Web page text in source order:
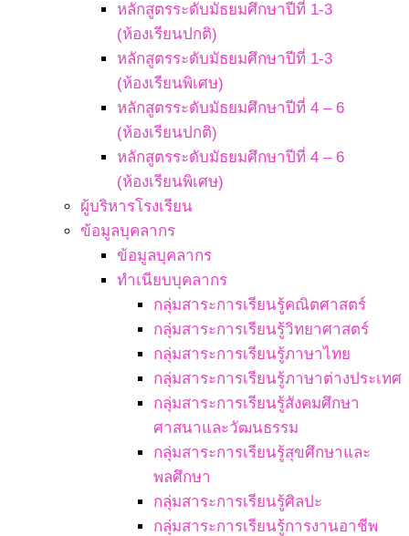
หลักสูตรระดับมัธยมศึกษาปีที่ 1-3
(ห้องเรียนปกติ)
หลักสูตรระดับมัธยมศึกษาปีที่ 1-3
(ห้องเรียนพิเศษ)
หลักสูตรระดับมัธยมศึกษาปีที่ 4 – 6
(ห้องเรียนปกติ)
หลักสูตรระดับมัธยมศึกษาปีที่ 4 – 6
(ห้องเรียนพิเศษ)
ผู้บริหารโรงเรียน
ข้อมูลบุคลากร
ข้อมูลบุคลากร
ทำเนียบบุคลากร
กลุ่มสาระการเรียนรู้คณิตศาสตร์
กลุ่มสาระการเรียนรู้วิทยาศาสตร์
กลุ่มสาระการเรียนรู้ภาษาไทย
กลุ่มสาระการเรียนรู้ภาษาต่างประเทศ
กลุ่มสาระการเรียนรู้สังคมศึกษา
ศาสนาและวัฒนธรรม
กลุ่มสาระการเรียนรู้สุขศึกษาและ
พลศึกษา
กลุ่มสาระการเรียนรู้ศิลปะ
กลุ่มสาระการเรียนรู้การงานอาชีพ